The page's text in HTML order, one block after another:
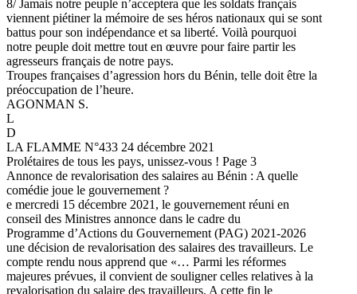
8/ Jamais notre peuple n’acceptera que les soldats français
viennent piétiner la mémoire de ses héros nationaux qui se sont
battus pour son indépendance et sa liberté. Voilà pourquoi
notre peuple doit mettre tout en œuvre pour faire partir les
agresseurs français de notre pays.
Troupes françaises d’agression hors du Bénin, telle doit être la
préoccupation de l’heure.
AGONMAN S.
L
D
LA FLAMME N°433 24 décembre 2021
Prolétaires de tous les pays, unissez-vous ! Page 3
Annonce de revalorisation des salaires au Bénin : A quelle
comédie joue le gouvernement ?
e mercredi 15 décembre 2021, le gouvernement réuni en
conseil des Ministres annonce dans le cadre du
Programme d’Actions du Gouvernement (PAG) 2021-2026
une décision de revalorisation des salaires des travailleurs. Le
compte rendu nous apprend que «… Parmi les réformes
majeures prévues, il convient de souligner celles relatives à la
revalorisation du salaire des travailleurs. A cette fin le